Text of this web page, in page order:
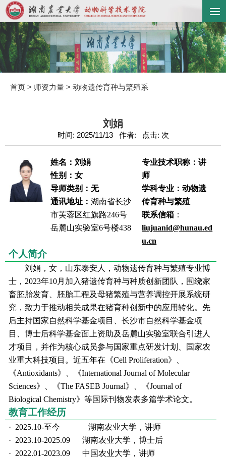
首页 > 师资力量 > 动物遗传育种与繁殖系
刘娟
时间: 2025/11/13 作者: 点击: 次
姓名：刘娟
性别：女
导师类别：无
通讯地址：湖南省长沙
市芙蓉区红旗路246号
岳麓山实验室6号楼438
专业技术职称：讲
师
学科专业：动物遗
传育种与繁殖
联系信箱 ：
liujuanid@hunau.ed
u.cn
个人简介
刘娟，女，山东泰安人，动物遗传育种与繁殖专业博
士，2023年10月加入猪遗传育种与种质创新团队，围绕家
畜胚胎发育、胚胎工程及母猪繁殖与营养调控开展系统研
究，致力于推动相关成果在猪育种创新中的应用转化。先
后主持国家自然科学基金项目、长沙市自然科学基金项
目、博士后科学基金面上资助及岳麓山实验室联合引进人
才项目，并作为核心成员参与国家重点研发计划、国家农
业重大科技项目。近五年在《Cell Proliferation》、
《Antioxidants》、《International Journal of Molecular
Sciences》、《The FASEB Journal》、《Journal of
Biological Chemistry》等国际刊物发表多篇学术论文。
教育工作经历
· 2025.10-至今 湖南农业大学，讲师
· 2023.10-2025.09 湖南农业大学，博士后
· 2022.01-2023.09 中国农业大学，讲师